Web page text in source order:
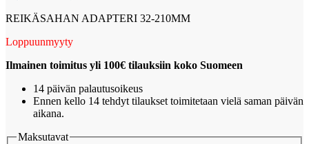
REIKÄSAHAN ADAPTERI 32-210MM
Loppuunmyyty
Ilmainen toimitus yli 100€ tilauksiin koko Suomeen
14 päivän palautusoikeus
Ennen kello 14 tehdyt tilaukset toimitetaan vielä saman päivän
aikana.
Maksutavat